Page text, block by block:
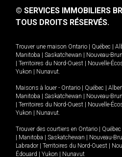
© SERVICES IMMOBILIERS
TOUS DROITS RÉSERVÉS.
Trouver une maison Ontario Québec
Manitoba
Saskatchewan Nouveau-
Territoires du Nord-Ouest Nouvelle-
Yukon
Nunavut.
Maisons à louer - Ontario Québec
Manitoba
Saskatchewan Nouveau-
Territoires du Nord-Ouest Nouvelle-
Yukon
Nunavut.
Trouver des courtiers en Ontario Québec
Manitoba Saskatchewan Nouveau-
Labrador
Territoires du Nord-Ouest
Édouard
Yukon Nunavut